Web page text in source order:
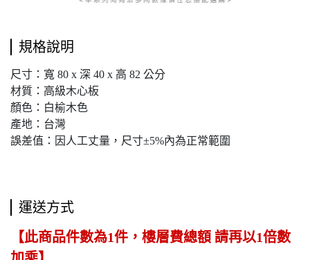
規格說明
尺寸：寬 80 x 深 40 x 高 82 公分
材質：高級木心板
顏色：白榆木色
產地：台灣
誤差值：因人工丈量，尺寸±5%內為正常範圍
運送方式
【此商品件數為1件，樓層費總額 請再以1倍數